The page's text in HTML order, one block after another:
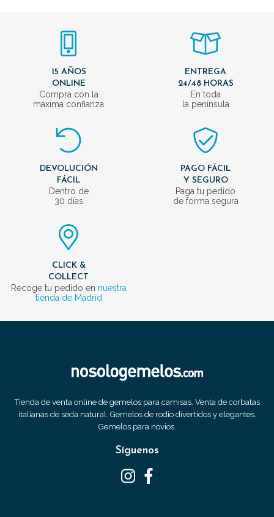
15 AÑOS
ONLINE
Compra con la
máxima confianza
ENTREGA
24/48 HORAS
En toda
la península
DEVOLUCIÓN
FÁCIL
Dentro de
30 días
PAGO FÁCIL
Y SEGURO
Paga tu pedido
de forma segura
CLICK &
COLLECT
Recoge tu pedido en nuestra
tienda de Madrid
Tienda de venta online de gemelos para camisas. Venta de corbatas
italianas de seda natural. Gemelos de rodio divertidos y elegantes.
Gemelos para novios.
Síguenos